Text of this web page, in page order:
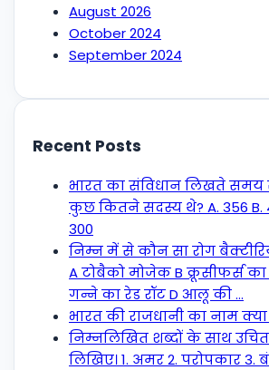
August 2026
October 2024
September 2024
Recent Posts
भारत का संविधान लिखते समय
कुछ कितने सदस्य थे? A. 356 B.
300
निम्न में से कौन सा रोग
A टोबैको मोजेक B क्रूसीफर्स
गन्ने का रेड रॉट D आलू की …
भारत की राजधानी का नाम क्या
निम्नलिखित शब्दों के साथ
लिखिए। 1. अमर 2. परोपकार 3.